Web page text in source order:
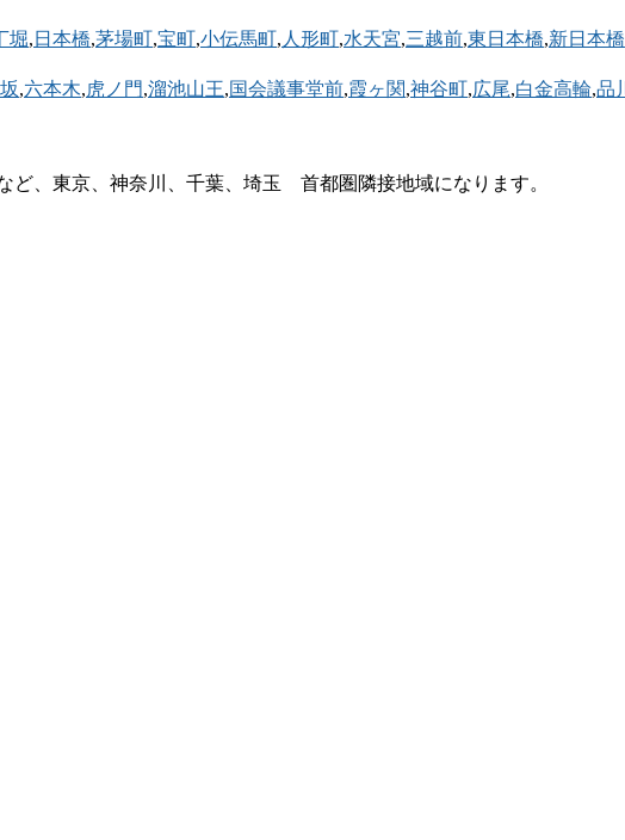
堀, 日本橋,茅場町,宝町,小伝馬町, 人形町,水天宮,三越前,東日本橋,新日本橋
,六本木,虎ノ門,溜池山王,国会議事堂前,霞ヶ関,神谷町,広尾,白金高輪,品川
ど、東京、神奈川、千葉、埼玉 首都圏隣接地域になります。